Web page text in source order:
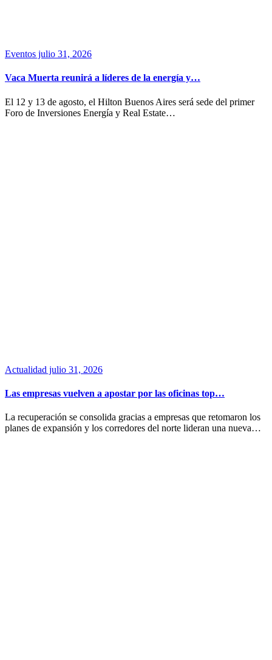
Eventos julio 31, 2026
Vaca Muerta reunirá a líderes de la energía y…
El 12 y 13 de agosto, el Hilton Buenos Aires será sede del primer
Foro de Inversiones Energía y Real Estate…
Actualidad julio 31, 2026
Las empresas vuelven a apostar por las oficinas top…
La recuperación se consolida gracias a empresas que retomaron los
planes de expansión y los corredores del norte lideran una nueva…